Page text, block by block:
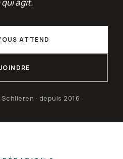
agit.
ATTEND
· depuis 2016